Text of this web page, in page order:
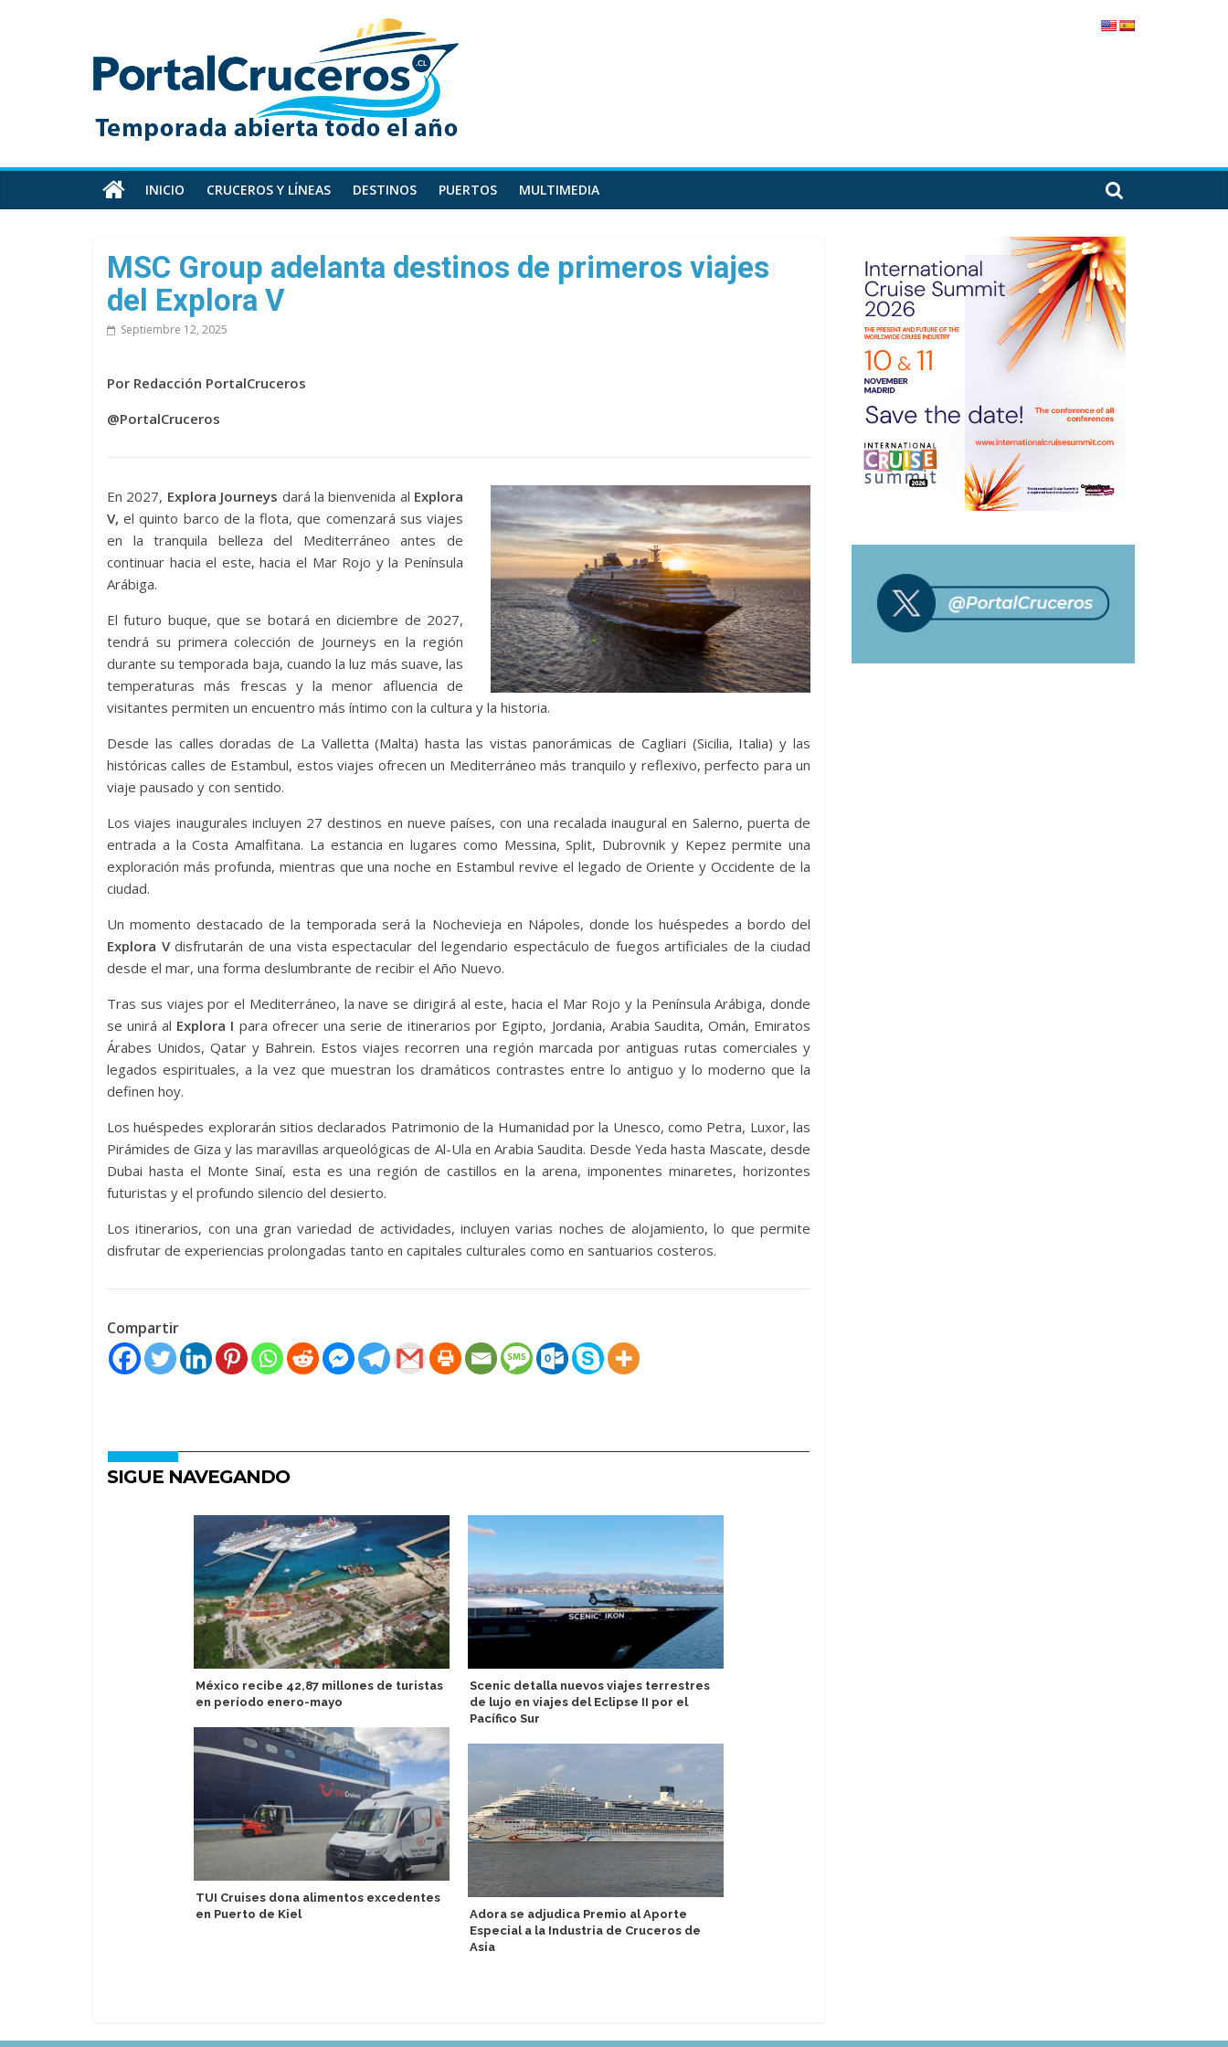
PortalCruceros
Toda
información
cruceros
en
un
sitio
INICIO CRUCEROS Y LÍNEAS DESTINOS PUERTOS MULTIMEDIA
MSC Group adelanta destinos de primeros viajes
del Explora V
Septiembre 12, 2025
Por Redacción PortalCruceros
@PortalCruceros
En 2027, Explora Journeys dará la bienvenida al Explora
V, el quinto barco de la flota, que comenzará sus viajes
en la tranquila belleza del Mediterráneo antes de
continuar hacia el este, hacia el Mar Rojo y la Península
Arábiga.
El futuro buque, que se botará en diciembre de 2027,
tendrá su primera colección de Journeys en la región
durante su temporada baja, cuando la luz más suave, las
temperaturas más frescas y la menor afluencia de
visitantes permiten un encuentro más íntimo con la cultura y la historia.
Desde las calles doradas de La Valletta (Malta) hasta las vistas panorámicas de Cagliari (Sicilia, Italia) y las
históricas calles de Estambul, estos viajes ofrecen un Mediterráneo más tranquilo y reflexivo, perfecto para un
viaje pausado y con sentido.
Los viajes inaugurales incluyen 27 destinos en nueve países, con una recalada inaugural en Salerno, puerta de
entrada a la Costa Amalfitana. La estancia en lugares como Messina, Split, Dubrovnik y Kepez permite una
exploración más profunda, mientras que una noche en Estambul revive el legado de Oriente y Occidente de la
ciudad.
Un momento destacado de la temporada será la Nochevieja en Nápoles, donde los huéspedes a bordo del
Explora Vdisfrutarán de una vista espectacular del legendario espectáculo de fuegos artificiales de la ciudad
desde el mar, una forma deslumbrante de recibir el Año Nuevo.
Tras sus viajes por el Mediterráneo, la nave se dirigirá al este, hacia el Mar Rojo y la Península Arábiga, donde
se unirá al Explora I para ofrecer una serie de itinerarios por Egipto, Jordania, Arabia Saudita, Omán, Emiratos
Árabes Unidos, Qatar y Bahrein. Estos viajes recorren una región marcada por antiguas rutas comerciales y
legados espirituales, a la vez que muestran los dramáticos contrastes entre lo antiguo y lo moderno que la
definen hoy.
Los huéspedes explorarán sitios declarados Patrimonio de la Humanidad por la Unesco, como Petra, Luxor, las
Pirámides de Giza y las maravillas arqueológicas de Al-Ula en Arabia Saudita. Desde Yeda hasta Mascate, desde
Dubai hasta el Monte Sinaí, esta es una región de castillos en la arena, imponentes minaretes, horizontes
futuristas y el profundo silencio del desierto.
Los itinerarios, con una gran variedad de actividades, incluyen varias noches de alojamiento, lo que permite
disfrutar de experiencias prolongadas tanto en capitales culturales como en santuarios costeros.
Compartir
SIGUE NAVEGANDO
México recibe 42,87 millones de turistas
en período enero-mayo
TUI Cruises dona alimentos excedentes
en Puerto de Kiel
Scenic detalla nuevos viajes terrestres
de lujo en viajes del Eclipse II por el
Pacífico Sur
Adora se adjudica Premio al Aporte
Especial a la Industria de Cruceros de
Asia